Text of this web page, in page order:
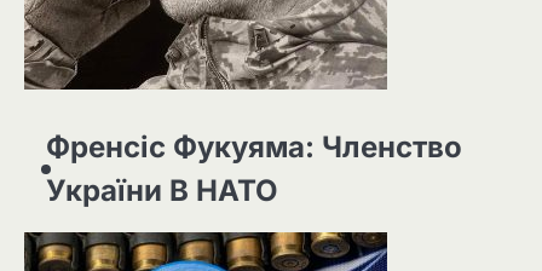
Френсіс Фукуяма: Членство
України В НАТО